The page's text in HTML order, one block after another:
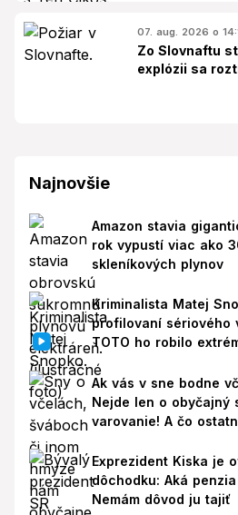
07. aug. 2026 o
Zo Slovnaftu
explózii sa
Najnovšie
Amazon stavia
rok vypustí viac ako
skleníkových plynov
Kriminalista Matej
profilovaní sériového
TOTO ho robilo
Ak vás v sne bodne
Nejde len o obyčajný
varovanie! A čo
Exprezident Kiska je
dôchodku: Aká
Nemám dôvod ju tajiť